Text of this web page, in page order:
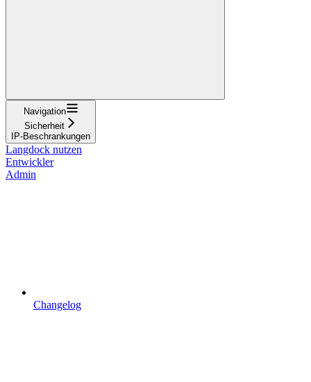
Navigation
Sicherheit
IP-Beschrankungen
Langdock nutzen
Entwickler
Admin
Changelog